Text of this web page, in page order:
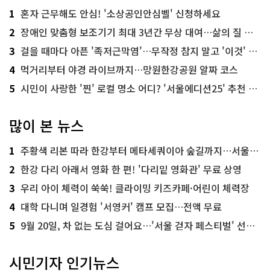
1 혼자 근무해도 안심! '소상공인안심벨' 신청하세요
2 장애인 맞춤형 보조기기 최대 3년간 무상 대여…삶의 질 높인다
3 걸을 때마다 아픈 '족저근막염'…무작정 참지 말고 '이것' 해보세요!
4 먹거리부터 야경 라이브까지…망원한강공원 알짜 코스
5 시민이 사랑한 '찐' 로컬 명소 어디? '서울에디션25' 추천 코스
많이 본 뉴스
1 주황색 리본 따라 한강부터 메타세쿼이아 숲길까지…서울둘레길 15코스
2 한강 다리 아래서 영화 한 편! '다리밑 영화관' 무료 상영
3 우리 아이 체력이 쑥쑥! 클라이밍 키즈카페·어린이 체력장
4 대학 다니며 일경험 '서영커' 캠프 모집…전액 무료
5 9월 20일, 차 없는 도심 걸어요…'서울 걷자 페스티벌' 선착순 5천명
시민기자 인기뉴스